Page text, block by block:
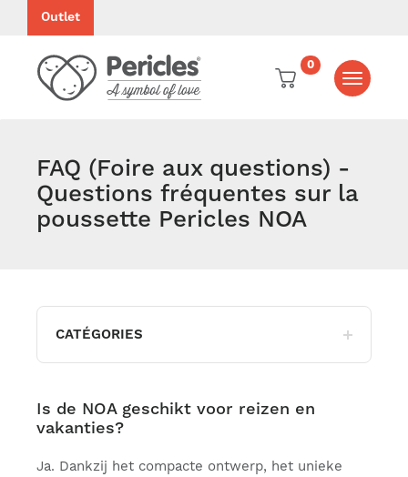
Outlet
0
Toggle
FAQ (Foire aux questions) -
Questions fréquentes sur la
poussette Pericles NOA
CATÉGORIES
Is de NOA geschikt voor reizen en
vakanties?
Ja. Dankzij het compacte ontwerp, het unieke